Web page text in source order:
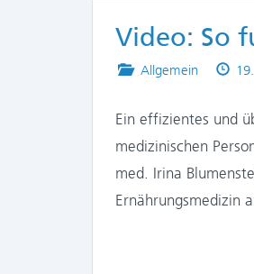
Video: So
Posted
Allgemein
Ein effizientes und
medizinischen
med. Irina
Ernährungsmedizin